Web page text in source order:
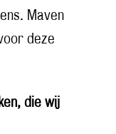
Maven
deze
die wij